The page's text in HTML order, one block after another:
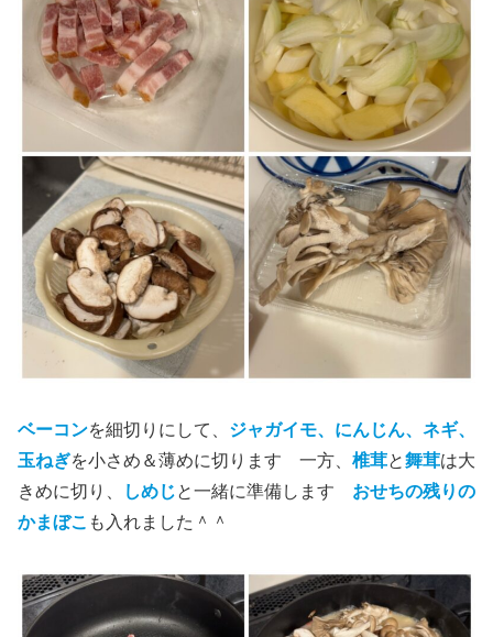
ベーコンを細切りにして、 ジャガイモ、にんじん、ネギ、
玉ねぎを小さめ＆薄めに切ります 一方、 椎茸と舞茸は大
きめに切り、
しめじと一緒に準備します おせちの残りの
かまぼこ も入れました＾＾